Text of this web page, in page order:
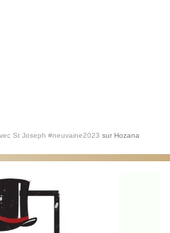
St Joseph #neuvaine2023 sur Hozana